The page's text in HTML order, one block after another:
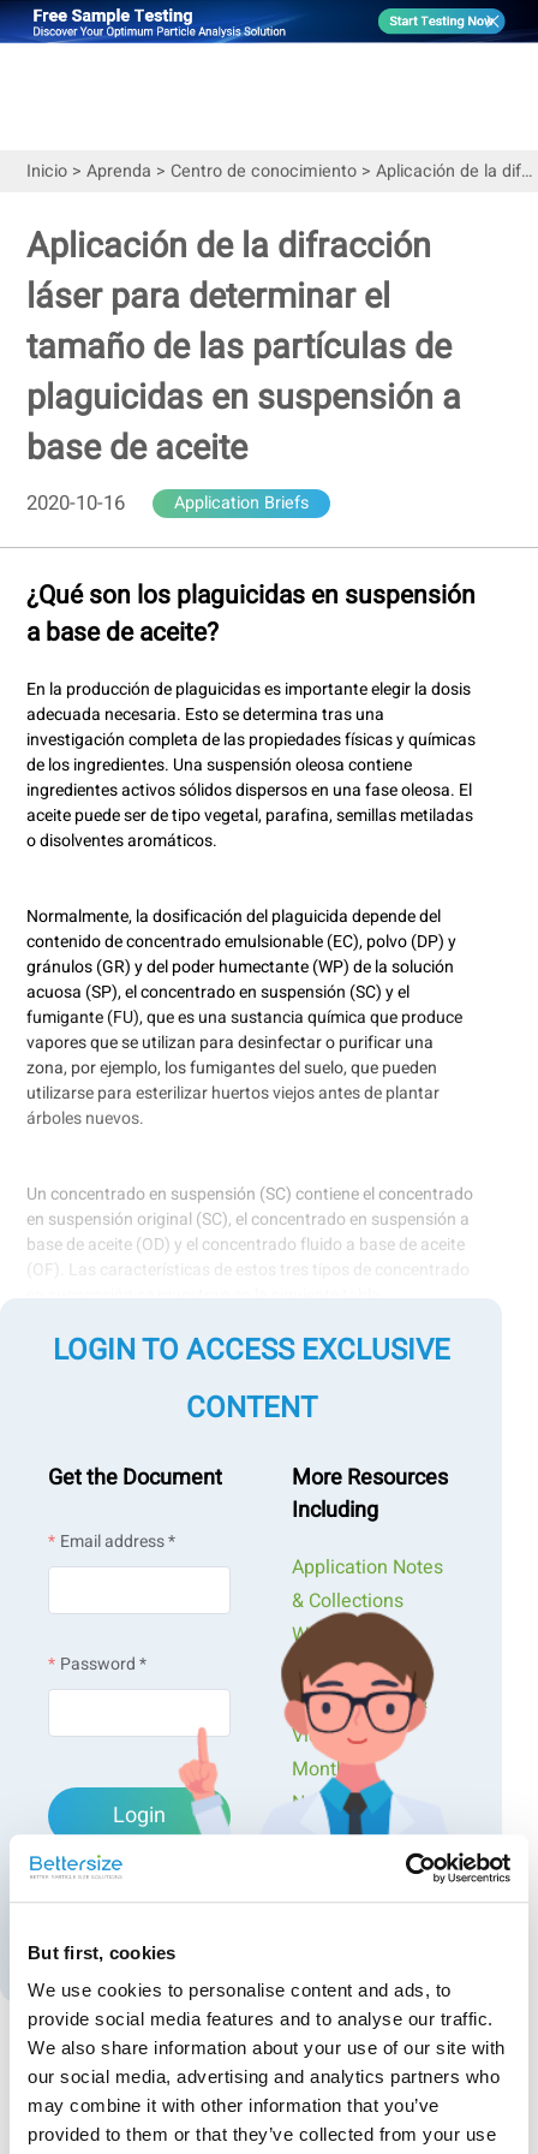
But first, cookies
We use cookies to personalise content and ads, to
provide social media features and to analyse our traffic.
We also share information about your use of our site with
our social media, advertising and analytics partners who
may combine it with other information that you’ve
provided to them or that they’ve collected from your use
Inicio> Aprenda > Centro de conocimiento> Aplicación de la difracción láser para determinar el tamaño de las partículas de plaguicidas en suspensión a base de aceite
Aplicación de la difracción
láser para determinar el
tamaño de las partículas de
plaguicidas en suspensión a
base de aceite
2020-10-16 Application Briefs
¿Qué son los plaguicidas en suspensión
a base de aceite?
En la producción de plaguicidas es importante elegir la dosis
adecuada necesaria. Esto se determina tras una
investigación completa de las propiedades físicas y químicas
de los ingredientes. Una suspensión oleosa contiene
ingredientes activos sólidos dispersos en una fase oleosa. El
aceite puede ser de tipo vegetal, parafina, semillas metiladas
o disolventes aromáticos.
Normalmente, la dosificación del plaguicida depende del
contenido de concentrado emulsionable (EC), polvo (DP) y
gránulos (GR) y del poder humectante (WP) de la solución
acuosa (SP), el concentrado en suspensión (SC) y el
fumigante (FU), que es una sustancia química que produce
vapores que se utilizan para desinfectar o purificar una
zona, por ejemplo, los fumigantes del suelo, que pueden
utilizarse para esterilizar huertos viejos antes de plantar
árboles nuevos.
Un concentrado en suspensión (SC) contiene el concentrado
en suspensión original (SC), el concentrado en suspensión a
base de aceite (OD) y el concentrado fluido a base de aceite
(OF). Las características de estos tres tipos de concentrado
Figura.1 Dosificación de plaguicidas del concentrado en
suspensión (SC)
Tabla. 1 Características de la dosificación de plaguicidas SC, OD
y OF
LOGIN TO ACCESS EXCLUSIVE
CONTENT
Get the Document
Email address *
Password *
Login
Forgot password?
Create an account
More Resources
Including
Application Notes
& Collections
Webinars &
Workshops
Presentations &
Videos
Monthly
Newsletters
Exclusive Events...
Recommended articles
Investigación de la agregación de anticuerpos y del